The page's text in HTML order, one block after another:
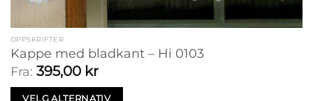
OPPSKRIFTER
Kappe med bladkant – Hi 0103
Fra: 395,00 kr
VELG ALTERNATIV